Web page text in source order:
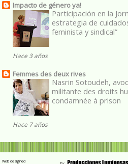
Impacto de género ya!
Participación en la
estrategia de
feminista y sindical”
Hace 3 años
Femmes des deux rives
Nasrin Sotoudeh,
militante des droits
condamnée à prison
Hace 7 años
Web designed